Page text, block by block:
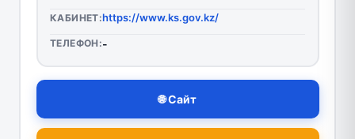
КАБИНЕТ:https://www.ks.gov.kz/
ТЕЛЕФОН:-
🌐 Сайт